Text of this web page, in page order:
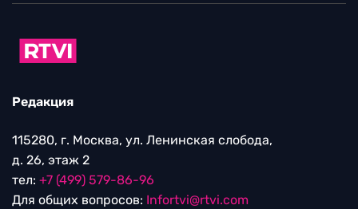
Редакция
115280, г. Москва, ул. Ленинская слобода,
д. 26, этаж 2
тел: +7 (499) 579-86-96
Для общих вопросов: Infortvi@rtvi.com